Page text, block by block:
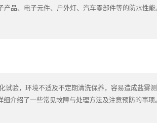
品、电子元件、户外灯、汽车零部件等的防水性能
试验，环境不适及不定期清洗保养，容易造成盐雾
介绍了一些常见故障与处理方法及注意预防的事项